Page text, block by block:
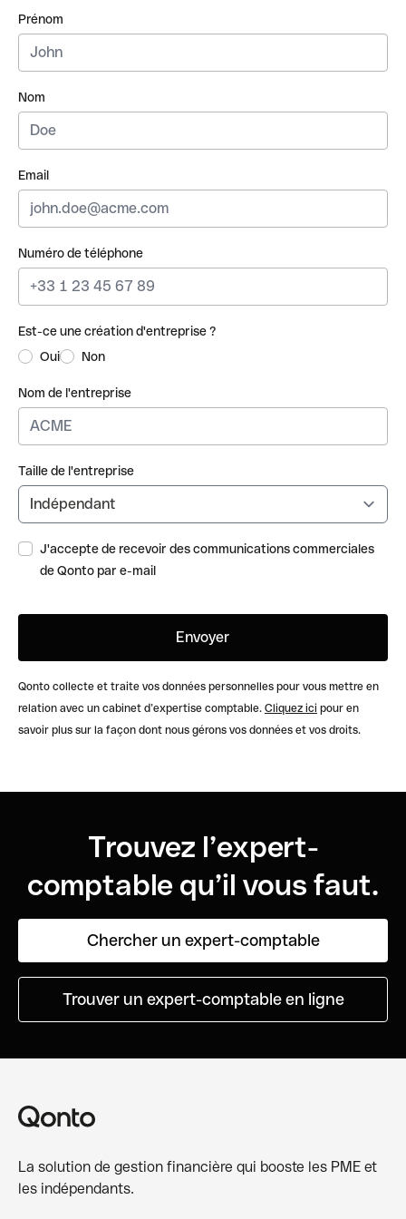
Prénom
Nom
Email
Numéro de téléphone
Est-ce une création d'entreprise ?
Oui
Non
Nom de l'entreprise
Taille de l'entreprise
J'accepte de recevoir des communications commerciales
de Qonto par e-mail
Qonto collecte et traite vos données personnelles pour vous mettre en
relation avec un cabinet d’expertise comptable. Cliquez ici pour en
savoir plus sur la façon dont nous gérons vos données et vos droits.
Trouvez l’expert-
comptable qu’il vous faut.
Chercher un expert-comptable
Trouver un expert-comptable en ligne
La solution de gestion financière qui booste les PME et
les indépendants.